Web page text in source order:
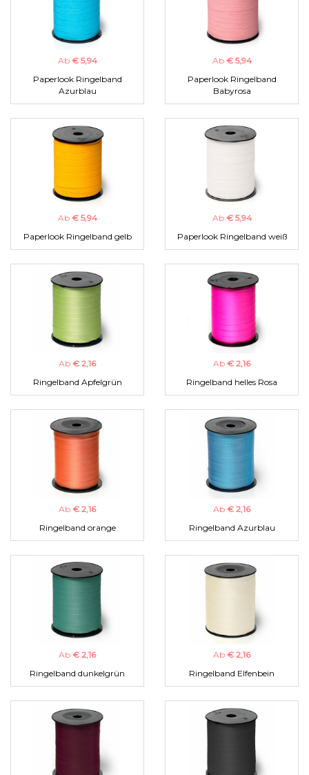
Ab € 5,94
Paperlook Ringelband
Azurblau
Ab € 5,94
Paperlook Ringelband
Babyrosa
Ab € 5,94
Paperlook Ringelband gelb
Ab € 5,94
Paperlook Ringelband weiß
Ab € 2,16
Ringelband Apfelgrün
Ab € 2,16
Ringelband helles Rosa
Ab € 2,16
Ringelband orange
Ab € 2,16
Ringelband Azurblau
Ab € 2,16
Ringelband dunkelgrün
Ab € 2,16
Ringelband Elfenbein